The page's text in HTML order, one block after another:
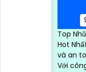
Top
Hot
và an
Với